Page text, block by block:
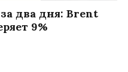
два дня: Brent
9%